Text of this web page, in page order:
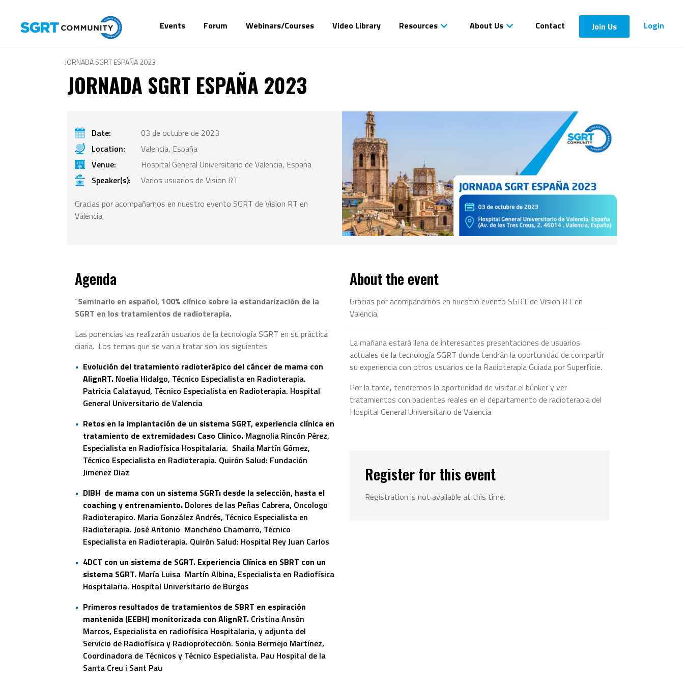
Events Forum Webinars/Courses Video Library Resources About Us Contact Join Us Login
JORNADA SGRT ESPAÑA 2023
JORNADA SGRT ESPAÑA 2023
Date:
03 de octubre de 2023
Location:
Valencia, España
Venue:
Hospital General Universitario de Valencia, España
Speaker(s):
Varios usuarios de Vision RT
Gracias por acompañarnos en nuestro evento SGRT de Vision RT en
Valencia.
Agenda
“Seminario en español, 100% clínico sobre la estandarización de la
SGRT en los tratamientos de radioterapia.
Las ponencias las realizarán usuarios de la tecnología SGRT en su práctica
diaria. Los temas que se van a tratar son los siguientes
Evolución del tratamiento radioterápico del cáncer de mama con
AlignRT. Noelia Hidalgo, Técnico Especialista en Radioterapia.
Patricia Calatayud, Técnico Especialista en Radioterapia. Hospital
General Universitario de Valencia
Retos en la implantación de un sistema SGRT, experiencia clínica en
tratamiento de extremidades: Caso Clinico. Magnolia Rincón Pérez,
Especialista en Radiofísica Hospitalaria. Shaila Martín Gómez,
Técnico Especialista en Radioterapia. Quirón Salud: Fundación
Jimenez Diaz
DIBH de mama con un sistema SGRT: desde la selección, hasta el
coaching y entrenamiento. Dolores de las Peñas Cabrera, Oncologo
Radioterapico. Maria González Andrés, Técnico Especialista en
Radioterapia. José Antonio Mancheno Chamorro, Técnico
Especialista en Radioterapia. Quirón Salud: Hospital Rey Juan Carlos
4DCT con un sistema de SGRT. Experiencia Clínica en SBRT con un
sistema SGRT. María Luisa Martín Albina, Especialista en Radiofísica
Hospitalaria. Hospital Universitario de Burgos
Primeros resultados de tratamientos de SBRT en espiración
mantenida (EEBH) monitorizada con AlignRT. Cristina Ansón
Marcos, Especialista en radiofísica Hospitalaria, y adjunta del
Servicio de Radiofísica y Radioprotección. Sonia Bermejo Martínez,
Coordinadora de Técnicos y Técnico Especialista. Pau Hospital de la
Santa Creu i Sant Pau
About the event
Gracias por acompañarnos en nuestro evento SGRT de Vision RT en
Valencia.
La mañana estará llena de interesantes presentaciones de usuarios
actuales de la tecnología SGRT donde tendrán la oportunidad de compartir
su experiencia con otros usuarios de la Radioterapia Guiada por Superficie.
Por la tarde, tendremos la oportunidad de visitar el búnker y ver
tratamientos con pacientes reales en el departamento de radioterapia del
Hospital General Universitario de Valencia
Register for this event
Registration is not available at this time.